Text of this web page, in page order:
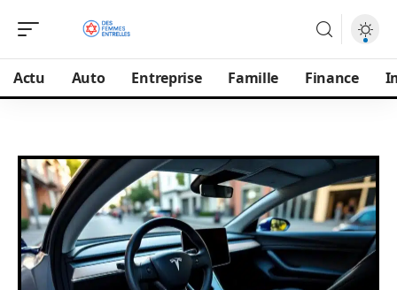
Actu Auto Entreprise Famille Finance